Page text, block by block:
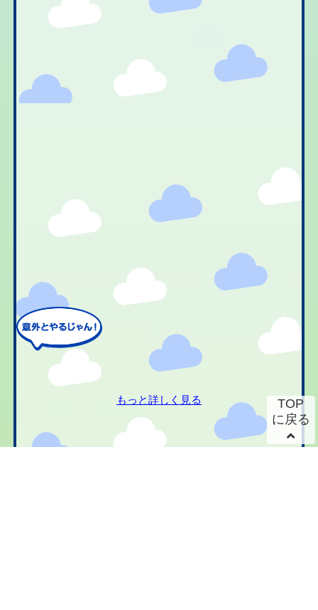
もっと詳しく見る
TOP
に戻る